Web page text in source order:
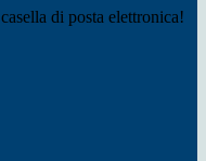
di posta elettronica!